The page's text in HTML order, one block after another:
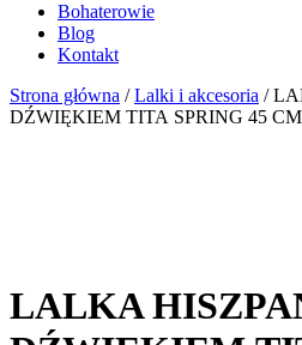
Bohaterowie
Blog
Kontakt
Strona główna /Lalki i akcesoria /
DŹWIĘKIEM TITA SPRING 45
LALKA